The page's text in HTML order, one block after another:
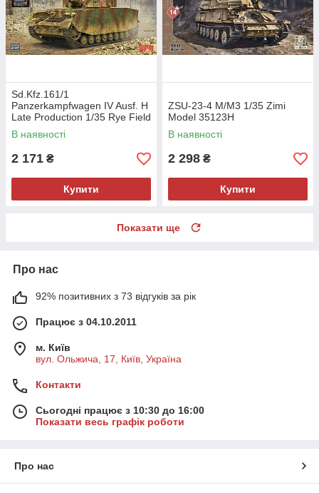
Sd.Kfz.161/1
Panzerkampfwagen IV Ausf. H
Late Production 1/35 Rye Field
Model 5127
В наявності
2 171 ₴
Купити
ZSU-23-4 M/M3 1/35 Zimi
Model 35123H
В наявності
2 298 ₴
Купити
Показати ще
Про нас
92% позитивних з 73 відгуків за рік
Працює з 04.10.2011
м. Київ
вул. Ольжича, 17, Київ, Україна
Контакти
Сьогодні працює з 10:30 до 16:00
Показати весь графік роботи
Про нас